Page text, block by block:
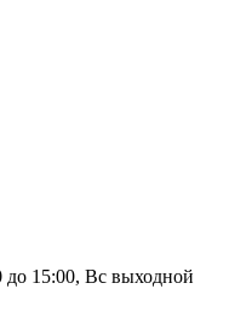
15:00, Вс выходной